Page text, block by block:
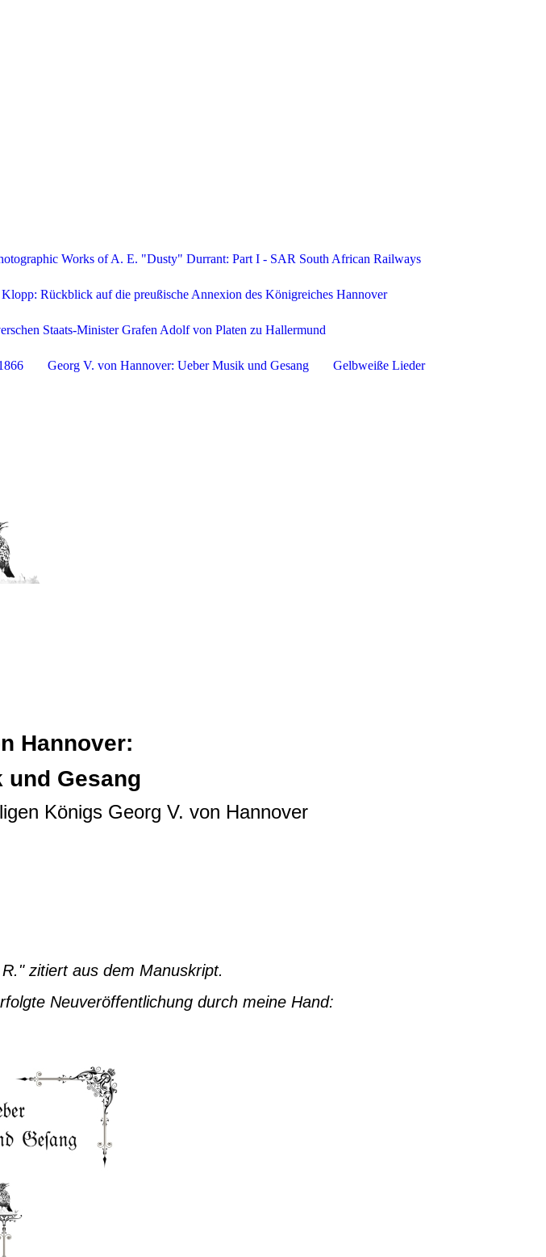
Works of A. E. "Dusty" Durrant: Part I - SAR South African Railways
Rückblick auf die preußische Annexion des Königreiches Hannover
Staats-Minister Grafen Adolf von Platen zu Hallermund
Georg V. von Hannover: Ueber Musik und Gesang Gelbweiße Lieder
Hannover:
und Gesang
Königs Georg V. von Hannover
zitiert aus dem Manuskript.
Neuveröffentlichung durch meine Hand: